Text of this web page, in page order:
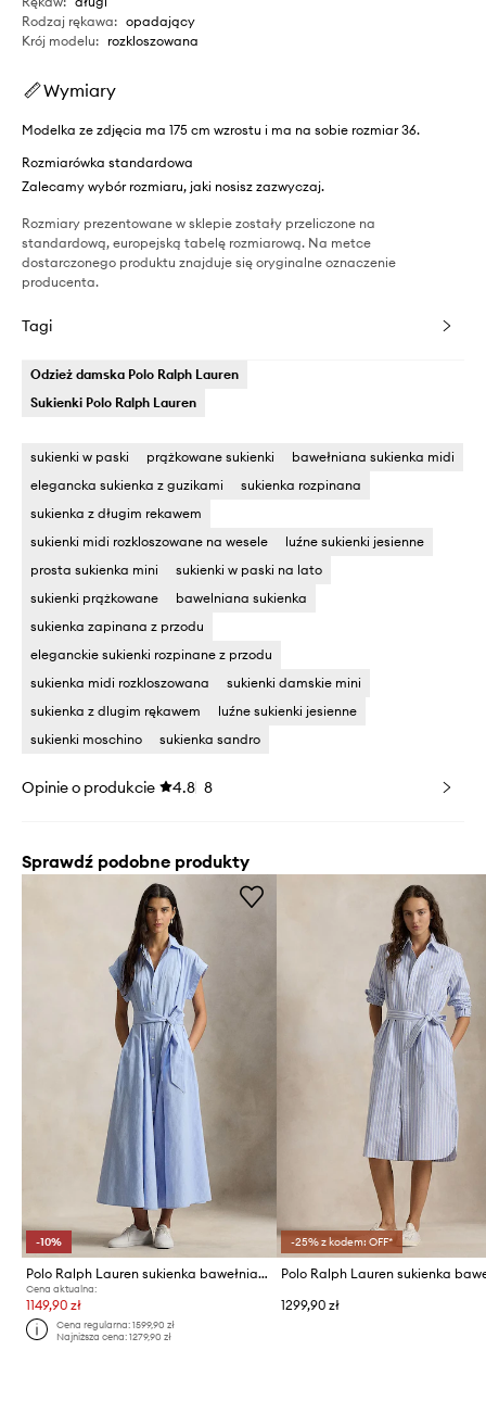
Rodzaj rękawa: opadający
Krój modelu: rozkloszowana
Wymiary
Modelka ze zdjęcia ma 175 cm wzrostu i ma na sobie rozmiar 36.
Rozmiarówka standardowa
Zalecamy wybór rozmiaru, jaki nosisz zazwyczaj.
Rozmiary prezentowane w sklepie zostały przeliczone na
standardową, europejską tabelę rozmiarową. Na metce
dostarczonego produktu znajduje się oryginalne oznaczenie
producenta.
Tagi
Odzież damska Polo Ralph Lauren
Sukienki Polo Ralph Lauren
sukienki w paski prążkowane sukienki
bawełniana sukienka midi
elegancka sukienka z guzikami
sukienka rozpinana
sukienka z długim rekawem
sukienki midi rozkloszowane na wesele
luźne sukienki jesienne
prosta sukienka mini
sukienki w paski na lato
sukienki prążkowane
bawelniana sukienka
sukienka zapinana z przodu
eleganckie sukienki rozpinane z przodu
sukienka midi rozkloszowana
sukienki damskie mini
sukienka z dlugim rękawem
luźne sukienki jesienne
sukienki moschino
sukienka sandro
Opinie o produkcie 4.8 8
Sprawdź podobne produkty
-10%
Polo Ralph Lauren sukienka bawełniana
Cena aktualna:
1149,90 zł
Cena regularna:1599,90 zł
Najniższa cena:1279,90 zł
-25% z kodem: OFF*
1299,90 zł